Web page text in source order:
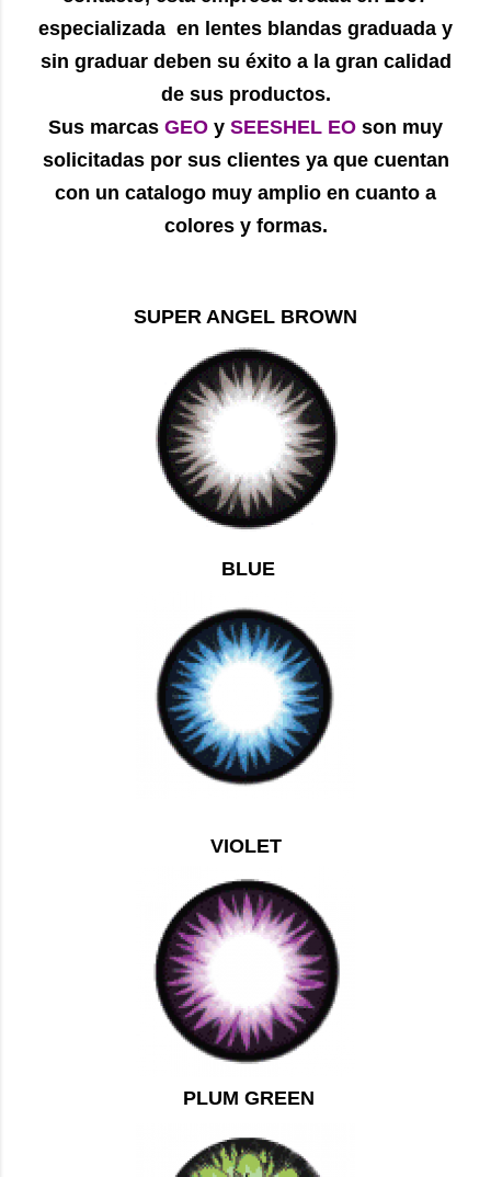
especializada en lentes blandas graduada y
sin graduar deben su éxito a la gran calidad
de sus productos.
Sus marcas GEO y SEESHEL EO son muy
solicitadas por sus clientes ya que cuentan
con un catalogo muy amplio en cuanto a
colores y formas.
SUPER ANGEL BROWN
BLUE
VIOLET
PLUM GREEN